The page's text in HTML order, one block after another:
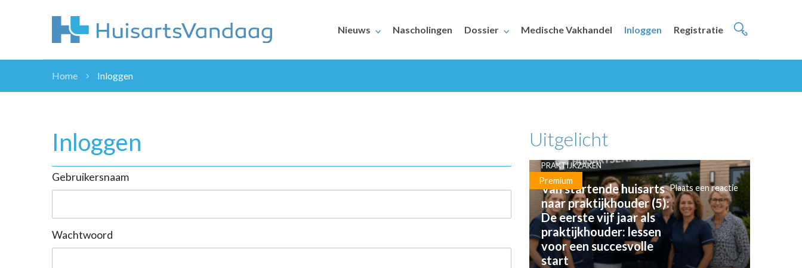
Nieuws Nascholingen Dossier Medische Vakhandel Inloggen Registratie
ZORGVERZEKERAARS
DOSSIER
NHG
Home Inloggen
Inloggen
Gebruikersnaam
Wachtwoord
Uitgelicht
Premium
PRAKTIJKZAKEN
Van startende huisarts
naar praktijkhouder (5):
De eerste vijf jaar als
praktijkhouder: lessen
voor een succesvolle
start
Plaats een reactie